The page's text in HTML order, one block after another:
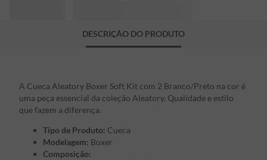
DESCRIÇÃO DO PRODUTO
A Cueca Aleatory Boxer Soft Kit com 2 Branco/Preto na cor é
uma peça essencial da coleção Aleatory. Qualidade e estilo
que fazem a diferença.
Tipo de Produto: Cueca
Modelagem: Boxer
Composição: